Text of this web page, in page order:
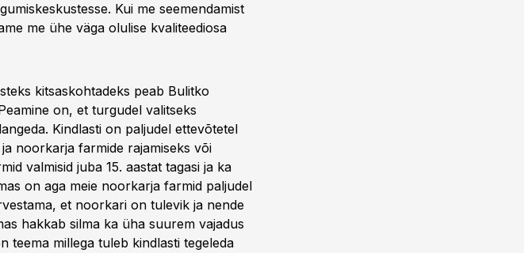
Kui me seemendamist
me ühe väga olulise kvaliteediosa
kitsaskohtadeks peab Bulitko
on, et turgudel valitseks
Kindlasti on paljudel ettevõtetel
noorkarja farmide rajamiseks või
valmisid juba 15. aastat tagasi ja ka
on aga meie noorkarja farmid paljudel
et noorkari on tulevik ja nende
hakkab silma ka üha suurem vajadus
teema millega tuleb kindlasti tegeleda